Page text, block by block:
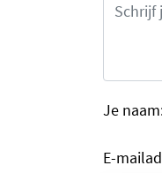
Je
E-